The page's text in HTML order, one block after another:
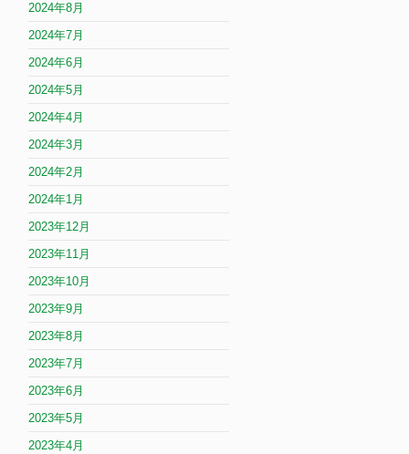
2024年8月
2024年7月
2024年6月
2024年5月
2024年4月
2024年3月
2024年2月
2024年1月
2023年12月
2023年11月
2023年10月
2023年9月
2023年8月
2023年7月
2023年6月
2023年5月
2023年4月